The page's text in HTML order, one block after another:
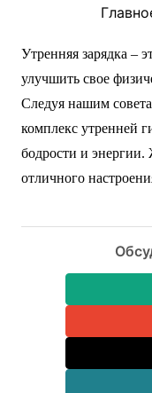
Утренняя зарядка –
улучшить свое
Следуя нашим
комплекс утренней
бодрости и энергии.
отличного